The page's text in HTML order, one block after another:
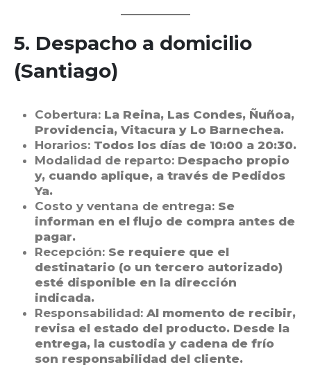
5. Despacho a domicilio
(Santiago)
Cobertura:La Reina, Las Condes, Ñuñoa,
Providencia, Vitacura y Lo Barnechea.
Horarios:Todos los días de 10:00 a 20:30.
Modalidad de reparto:Despacho propio
y, cuando aplique, a través de Pedidos
Ya.
Costo y ventana de entrega:Se
informan en el flujo de compra antes de
pagar.
Recepción:Se requiere que el
destinatario (o un tercero autorizado)
esté disponible en la dirección
indicada.
Responsabilidad:Al momento de recibir,
revisa el estado del producto. Desde la
entrega, la custodia y cadena de frío
son responsabilidad del cliente.